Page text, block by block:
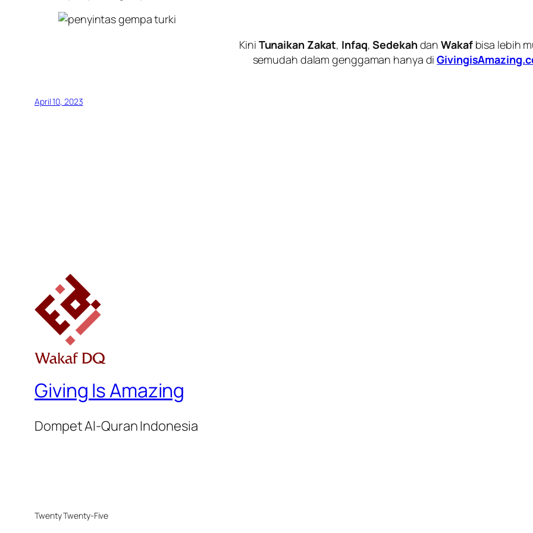
Kini Tunaikan Zakat, Infaq,SedekahdanWakafbisa lebih
semudah dalam genggaman hanya di
April 10, 2023
Giving Is Amazing
Dompet Al-Quran Indonesia
Twenty Twenty-Five